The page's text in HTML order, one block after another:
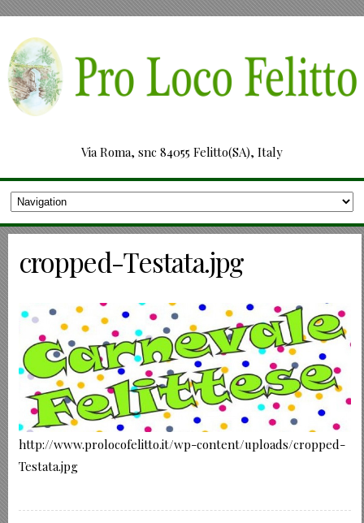
Via Roma, snc 84055 Felitto(SA), Italy
cropped-Testata.jpg
http://www.prolocofelitto.it/wp-content/uploads/cropped-
Testata.jpg